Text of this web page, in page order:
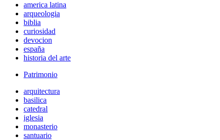
america latina
arqueologia
biblia
curiosidad
devocion
españa
historia del arte
Patrimonio
arquitectura
basilica
catedral
iglesia
monasterio
santuario